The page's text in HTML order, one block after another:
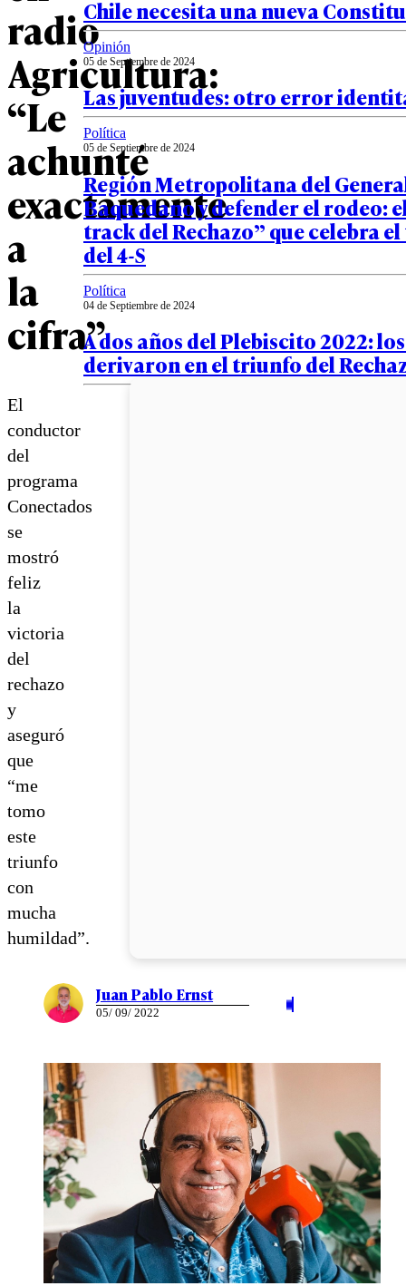
radio
Agricultura:
“Le
achunté
exactamente
a
la
cifra”
El
conductor
del
programa
Conectados
se
mostró
feliz
la
victoria
del
rechazo
y
aseguró
que
“me
tomo
este
triunfo
con
mucha
humildad”.
Juan Pablo Ernst
05/ 09/ 2022
Chile necesita una nueva
Opinión
05 de Septiembre de 2024
Las juventudes: otro error
Política
05 de Septiembre de 2024
Región Metropolitana del
Baquedano y defender el rodeo:
track del Rechazo” que celebra
del 4-S
Política
04 de Septiembre de 2024
A dos años del Plebiscito 2022:
derivaron en el triunfo del